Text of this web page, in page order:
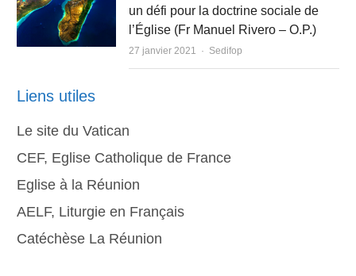
un défi pour la doctrine sociale de
l’Église (Fr Manuel Rivero – O.P.)
27 janvier 2021 Author
Sedifop
Liens utiles
Le site du Vatican
CEF, Eglise Catholique de France
Eglise à la Réunion
AELF, Liturgie en Français
Catéchèse La Réunion